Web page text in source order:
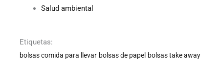
Salud ambiental
Etiquetas:
bolsas comida para llevar bolsas de papel bolsas take away